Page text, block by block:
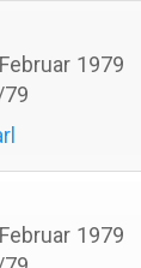
Februar 1979
Februar 1979